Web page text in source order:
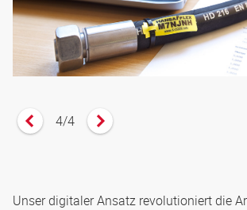
Vorheriges Zitat anzeigen
4/4 Nächstes Zitat anzeigen
Unser digitaler Ansatz revolutioniert die